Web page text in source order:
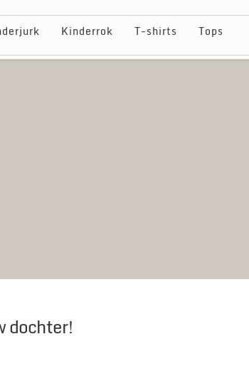
Kinderrok T-shirts Tops
dochter!